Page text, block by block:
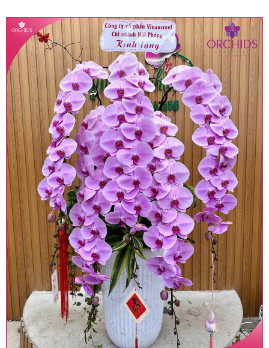
• Giá trên được miễn ship giao trong nội thành,
miễn phí in thiệp - banner theo yêu cầu khách
hàng.
• Beautiful Orchids liên kết với các cửa hàng
trên toàn quốc để phục vụ giao hoa tận nơi, mỗi
khu vực sẽ có mức giá khác nhau (tùy vào chi
phí mặt bằng, nguyên vật liệu,..) nên giá có thể sẽ
thay đổi so với giá niêm yết trên website. Khách
hàng ở Tỉnh thành khác vui lòng chủ động hỏi lại
giá trước khi đặt hàng, shop sẽ chủ động báo giá
chính xác khi có địa chỉ giao hàng cụ thể.